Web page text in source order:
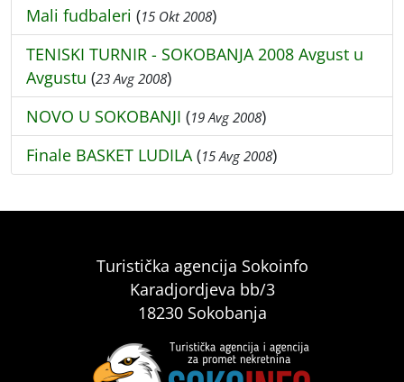
Mali fudbaleri (15 Okt 2008)
TENISKI TURNIR - SOKOBANJA 2008 Avgust u
Avgustu (23 Avg 2008)
NOVO U SOKOBANJI (19 Avg 2008)
Finale BASKET LUDILA (15 Avg 2008)
Turistička agencija Sokoinfo
Karadjordjeva bb/3
18230 Sokobanja